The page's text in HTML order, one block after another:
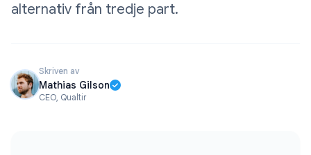
alternativ från tredje part.
Skriven av
Mathias Gilson
CEO, Qualtir